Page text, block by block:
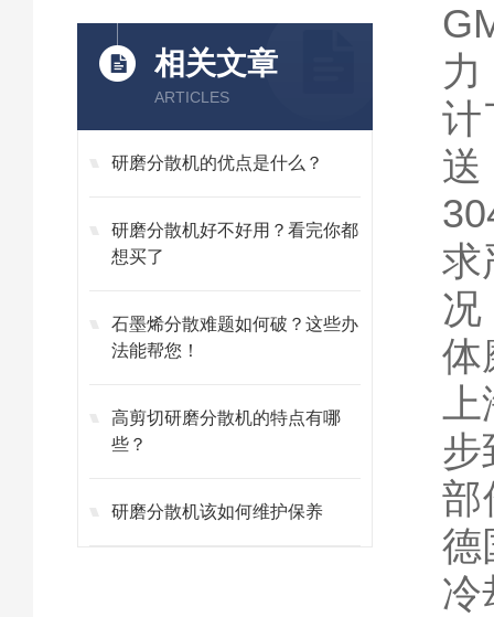
相关文章
ARTICLES
研磨分散机的优点是什么？
研磨分散机好不好用？看完你都
想买了
石墨烯分散难题如何破？这些办
法能帮您！
高剪切研磨分散机的特点有哪
些？
研磨分散机该如何维护保养
计
送
求
况
体
步
部
德
冷